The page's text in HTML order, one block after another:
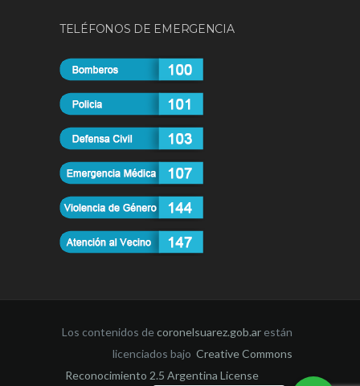
TELÉFONOS DE EMERGENCIA
Los contenidos decoronelsuarez.gob.ar están
licenciados bajo Creative Commons
Reconocimiento 2.5 Argentina License